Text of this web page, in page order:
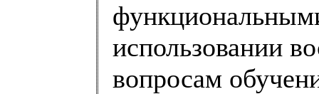
использовании
вопросам